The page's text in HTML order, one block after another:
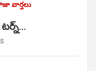
వార్తలు